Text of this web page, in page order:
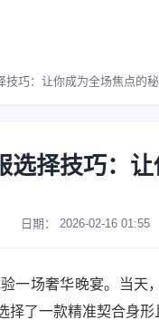
技巧：让你成为全场焦点的
选择技巧：
日期： 2026-02-16 01:55
一场奢华晚宴。当天
择了一款精准契合身